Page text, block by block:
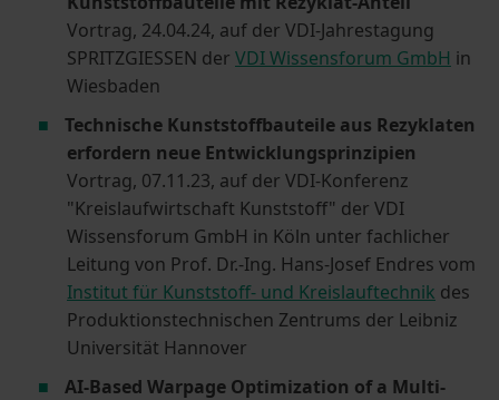
Vortrag, 24.04.24, auf der VDI-Jahrestagung
SPRITZGIESSEN der VDI Wissensforum GmbH in
Wiesbaden
Technische Kunststoffbauteile aus Rezyklaten
erfordern neue Entwicklungsprinzipien
Vortrag, 07.11.23, auf der VDI-Konferenz
"Kreislaufwirtschaft Kunststoff" der VDI
Wissensforum GmbH in Köln unter fachlicher
Leitung von Prof. Dr.-Ing. Hans-Josef Endres vom
Institut für Kunststoff- und Kreislauftechnik des
Produktionstechnischen Zentrums der Leibniz
Universität Hannover
AI-Based Warpage Optimization of a Multi-